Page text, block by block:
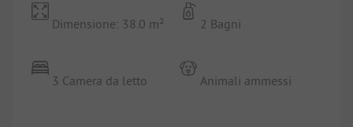
Dimensione: 38.0 m²
3 Camera da letto
2 Bagni
Animali ammessi